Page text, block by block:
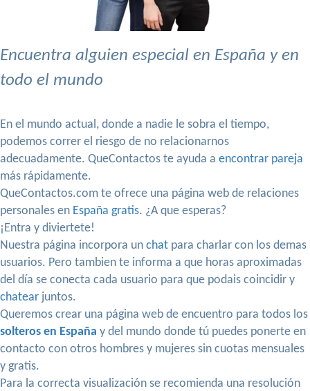
Encuentra alguien especial en España y en
todo el mundo
En el mundo actual, donde a nadie le sobra el tiempo,
podemos correr el riesgo de no relacionarnos
adecuadamente. QueContactos te ayuda a encontrar pareja
más rápidamente.
QueContactos.com te ofrece una página web de relaciones
personales en España gratis. ¿A que esperas?
¡Entra y diviertete!
Nuestra página incorpora un chat para charlar con los demas
usuarios. Pero tambien te informa a que horas aproximadas
del día se conecta cada usuario para que podais coincidir y
chatear juntos.
Queremos crear una página web de encuentro para todos los
solteros en España y del mundo donde tú puedes ponerte en
contacto con otros hombres y mujeres sin cuotas mensuales
y gratis.
Para la correcta visualización se recomienda una resolución